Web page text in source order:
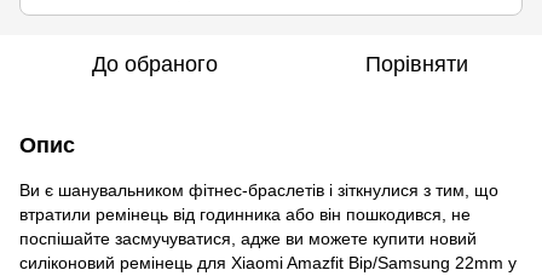
До обраного Порівняти
Опис
Ви є шанувальником фітнес-браслетів і зіткнулися з тим, що
втратили ремінець від годинника або він пошкодився, не
поспішайте засмучуватися, адже ви можете купити новий
силіконовий ремінець для Xiaomi Amazfit Bip/Samsung 22mm у